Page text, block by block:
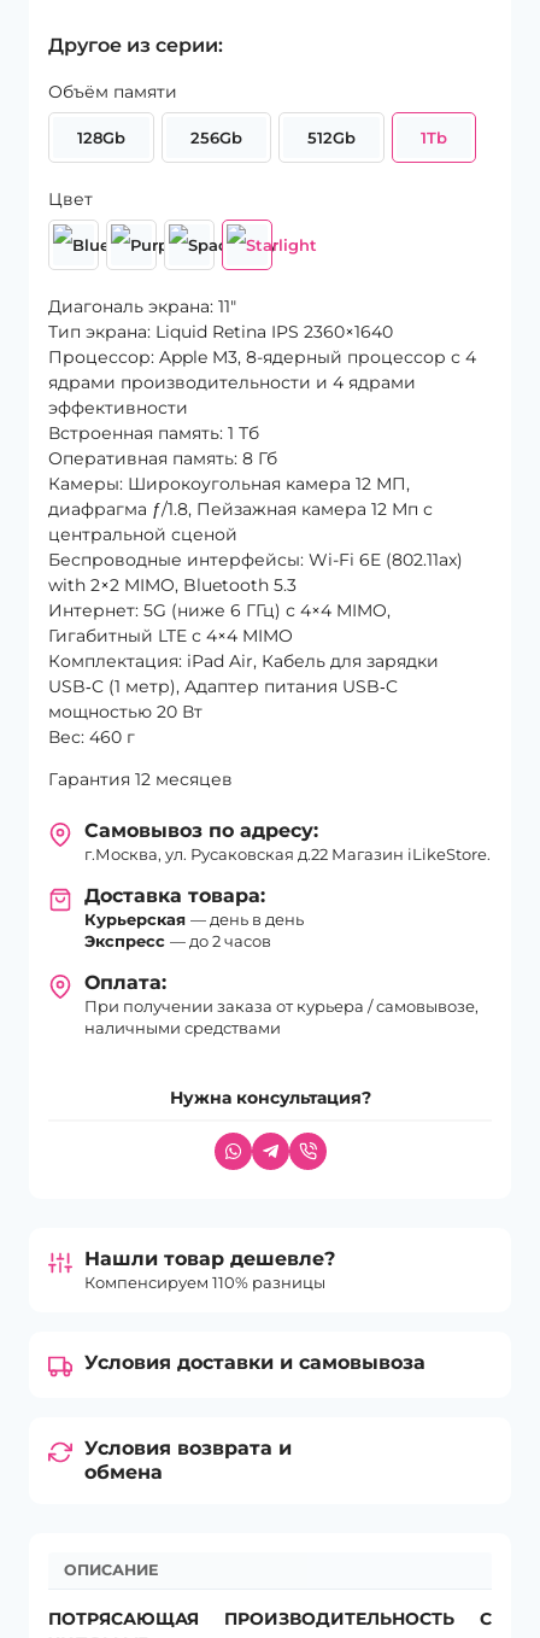
Другое из серии:
Объём памяти
128Gb 256Gb 512Gb 1Tb
Цвет
Диагональ экрана: 11″
Тип экрана: Liquid Retina IPS 2360×1640
Процессор: Apple M3, 8-ядерный процессор с 4
ядрами производительности и 4 ядрами
эффективности
Встроенная память: 1 Тб
Оперативная память: 8 Гб
Камеры: Широкоугольная камера 12 МП,
диафрагма ƒ/1.8, Пейзажная камера 12 Мп с
центральной сценой
Беспроводные интерфейсы: Wi-Fi 6E (802.11ax)
with 2×2 MIMO, Bluetooth 5.3
Интернет: 5G (ниже 6 ГГц) с 4×4 MIMO,
Гигабитный LTE с 4×4 MIMO
Комплектация: iPad Air, Кабель для зарядки
USB‑C (1 метр), Адаптер питания USB‑C
мощностью 20 Вт
Вес: 460 г
Гарантия 12 месяцев
Самовывоз по адресу:
г.Москва, ул. Русаковская д.22 Магазин iLikeStore.
Доставка товара:
Курьерская — день в день
Экспресс — до 2 часов
Оплата:
При получении заказа от курьера / самовывозе,
наличными средствами
Нужна консультация?
Нашли товар дешевле?
Компенсируем 110% разницы
Условия доставки и самовывоза
Условия возврата и
обмена
ОПИСАНИЕ
ПОТРЯСАЮЩАЯ ПРОИЗВОДИТЕЛЬНОСТЬ С